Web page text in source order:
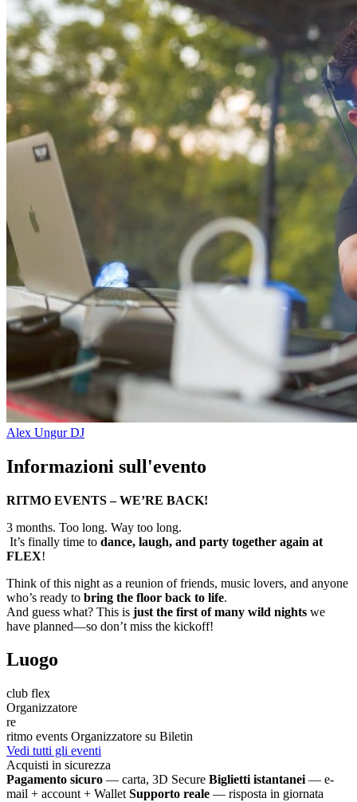
Alex Ungur DJ
Informazioni sull'evento
RITMO EVENTS – WE’RE BACK!
3 months. Too long. Way too long.
It’s finally time to dance, laugh, and party together again at
FLEX!
Think of this night as a reunion of friends, music lovers, and anyone
who’s ready to bring the floor back to life.
And guess what? This is just the first of many wild nights we
have planned—so don’t miss the kickoff!
Luogo
club flex
Organizzatore
re
ritmo events Organizzatore su Biletin
Vedi tutti gli eventi
Acquisti in sicurezza
Pagamento sicuro — carta, 3D Secure Biglietti istantanei — e-
mail + account + Wallet Supporto reale — risposta in giornata